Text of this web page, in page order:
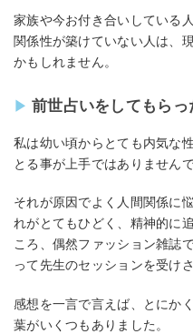
家族や今お付き合いしている
関係性が築けていない人は、
かもしれません。
前世占いをしてもらっ
私は幼い頃からとても内気な
とる事が上手ではありませんで
それが原因でよく人間関係に
れがとてもひどく、精神的に
ころ、偶然ファッション雑誌
って先生のセッションを受け
感想を一言で言えば、とにか
葉がいくつもありました。